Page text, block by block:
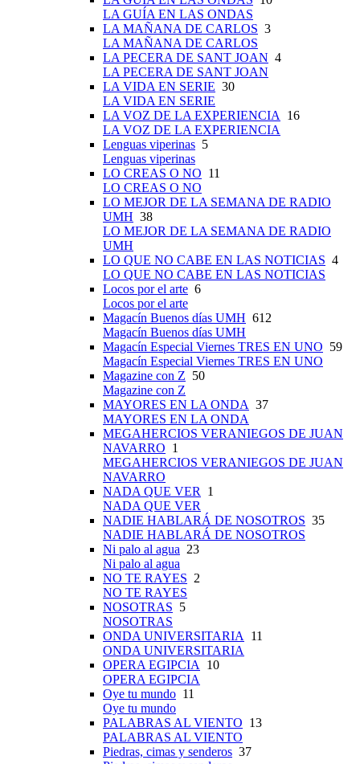
LA GUÍA EN LAS ONDAS
LA MAÑANA DE CARLOS 3
LA MAÑANA DE CARLOS
LA PECERA DE SANT JOAN 4
LA PECERA DE SANT JOAN
LA VIDA EN SERIE 30
LA VIDA EN SERIE
LA VOZ DE LA EXPERIENCIA
16
LA VOZ DE LA EXPERIENCIA
Lenguas viperinas 5
Lenguas viperinas
LO CREAS O NO 11
LO CREAS O NO
LO MEJOR DE LA SEMANA DE RADIO
UMH 38
LO MEJOR DE LA SEMANA DE RADIO
UMH
LO QUE NO CABE EN LAS NOTICIAS 4
LO QUE NO CABE EN LAS NOTICIAS
Locos por el arte 6
Locos por el arte
Magacín Buenos días UMH 612
Magacín Buenos días UMH
Magacín Especial Viernes TRES EN UNO 59
Magacín Especial Viernes TRES EN UNO
Magazine con Z 50
Magazine con Z
MAYORES EN LA ONDA 37
MAYORES EN LA ONDA
MEGAHERCIOS VERANIEGOS DE JUAN
NAVARRO 1
MEGAHERCIOS VERANIEGOS DE JUAN
NAVARRO
NADA QUE VER
1
NADA QUE VER
NADIE HABLARÁ DE NOSOTROS 35
NADIE HABLARÁ DE NOSOTROS
Ni palo al agua 23
Ni palo al agua
NO TE RAYES 2
NO TE RAYES
NOSOTRAS 5
NOSOTRAS
ONDA UNIVERSITARIA
11
ONDA UNIVERSITARIA
OPERA EGIPCIA
10
OPERA EGIPCIA
Oye tu mundo 11
Oye tu mundo
PALABRAS AL VIENTO 13
PALABRAS AL VIENTO
Piedras, cimas y senderos 37